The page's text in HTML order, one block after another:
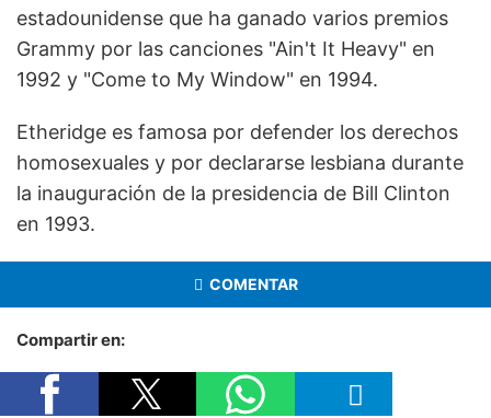
estadounidense que ha ganado varios premios
Grammy por las canciones "Ain't It Heavy" en
1992 y "Come to My Window" en 1994.
Etheridge es famosa por defender los derechos
homosexuales y por declararse lesbiana durante
la inauguración de la presidencia de Bill Clinton
en 1993.
COMENTAR
Compartir en: